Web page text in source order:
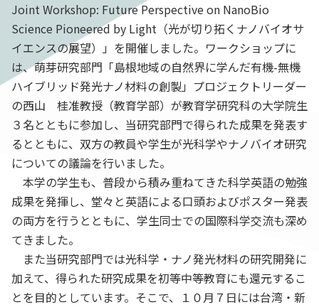
Joint Workshop: Future Perspective on NanoBio
Science Pioneered by Light（光が切り拓くナノバイオサ
イエンスの展望）」を開催しました。ワークショップに
は、萌芽研究部門「島根地域の自然界に学んだ有機-無機
ハイブリッド発光ナノ材料の創製」プロジェクトリーダー
の西山 桂准教授（教育学部）が教育学研究科の大学院生
３名とともに参加し、当研究部門で得られた成果を発表す
るとともに、双方の教員や学生が光科学やナノバイオ研究
についての議論を行いました。
本学の学生も、普段から積み重ねてきた科学英語の勉強
成果を発揮し、堂々と英語による口頭およびポスター発表
の両方を行うとともに、学生同士での国際科学交流も深め
てきました。
また当研究部門では光科学・ナノ発光材料の研究開発に
加えて、得られた研究成果を初等中等教育にも還元するこ
とを目的としています。そこで、１０月７日には台湾・新